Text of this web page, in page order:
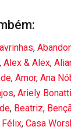
,
, Alex & Alex,
, Amor, Ana
, Ariely Bonatti
, Beatriz,
Félix, Casa